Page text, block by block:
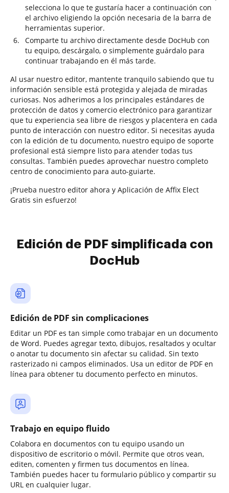
selecciona lo que te gustaría hacer a continuación con
el archivo eligiendo la opción necesaria de la barra de
herramientas superior.
Comparte tu archivo directamente desde DocHub con
tu equipo, descárgalo, o simplemente guárdalo para
continuar trabajando en él más tarde.
Al usar nuestro editor, mantente tranquilo sabiendo que tu
información sensible está protegida y alejada de miradas
curiosas. Nos adherimos a los principales estándares de
protección de datos y comercio electrónico para garantizar
que tu experiencia sea libre de riesgos y placentera en cada
punto de interacción con nuestro editor. Si necesitas ayuda
con la edición de tu documento, nuestro equipo de soporte
profesional está siempre listo para atender todas tus
consultas. También puedes aprovechar nuestro completo
centro de conocimiento para auto-guiarte.
¡Prueba nuestro editor ahora y Aplicación de Affix Elect
Gratis sin esfuerzo!
Edición de PDF simplificada con
DocHub
Edición de PDF sin complicaciones
Editar un PDF es tan simple como trabajar en un documento
de Word. Puedes agregar texto, dibujos, resaltados y ocultar
o anotar tu documento sin afectar su calidad. Sin texto
rasterizado ni campos eliminados. Usa un editor de PDF en
línea para obtener tu documento perfecto en minutos.
Trabajo en equipo fluido
Colabora en documentos con tu equipo usando un
dispositivo de escritorio o móvil. Permite que otros vean,
editen, comenten y firmen tus documentos en línea.
También puedes hacer tu formulario público y compartir su
URL en cualquier lugar.